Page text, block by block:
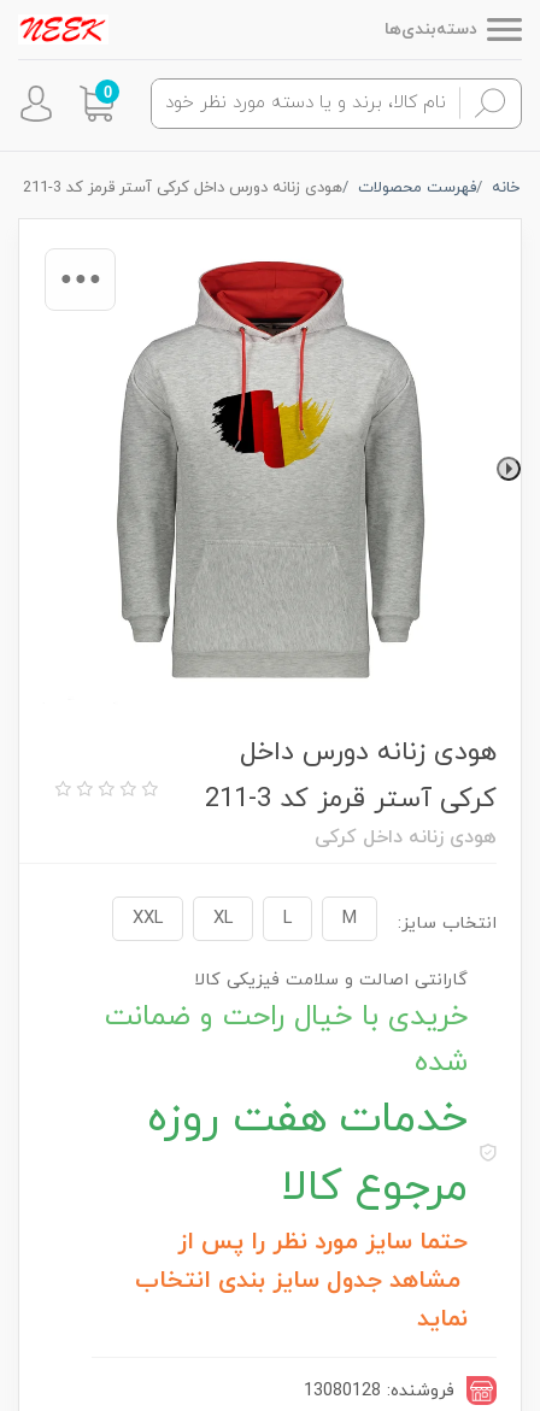
دسته‌بندی‌ها
0
خانه فهرست محصولات هودی زنانه دورس داخل کرکی آستر قرمز کد 3-211
هودی زنانه دورس داخل
کرکی آستر قرمز کد 3-211
هودی زنانه داخل کرکی
انتخاب سایز: M
L
XL
XXL
گارانتی اصالت و سلامت فیزیکی کالا
خریدی با خیال راحت و ضمانت
شده
خدمات هفت روزه
مرجوع کالا
حتما سایز مورد نظر را پس از
مشاهد جدول سایز بندی انتخاب
نماید
فروشنده: 13080128